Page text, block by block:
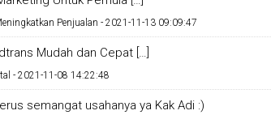
Penjualan - 2021-11-13 09:09:47
Mudah dan Cepat […]
- 2021-11-08 14:22:48
semangat usahanya ya Kak Adi :)